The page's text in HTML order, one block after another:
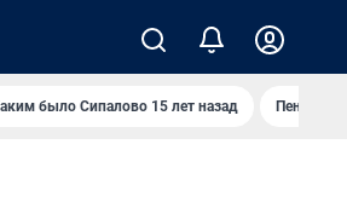
было Сипалово 15 лет назад